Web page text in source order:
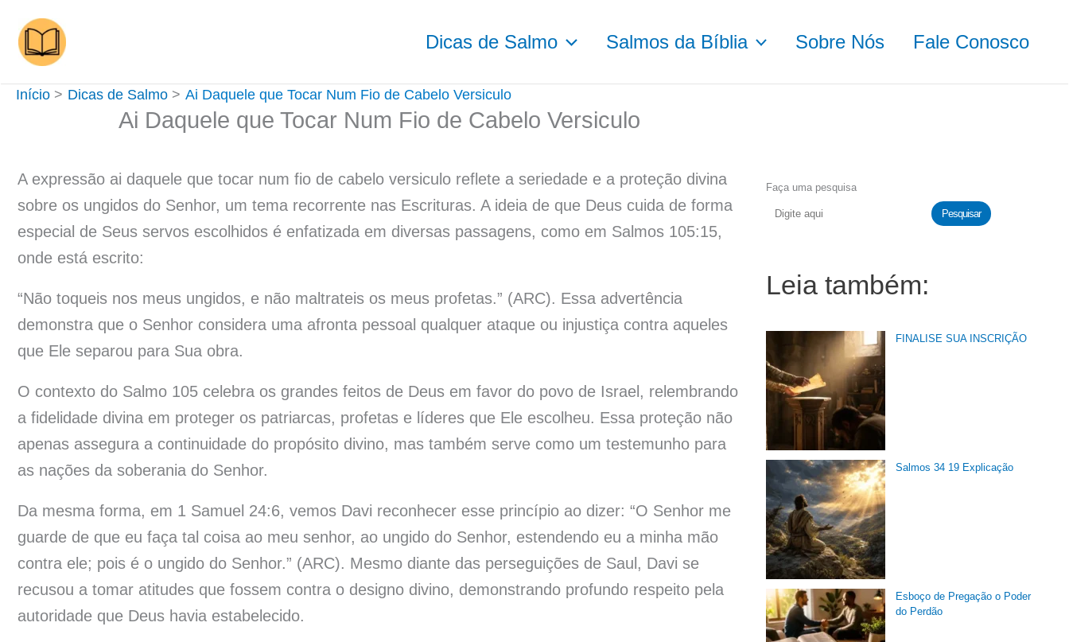
para
conteúdo
Dicas de Salmo Salmos da Bíblia Sobre Nós Fale Conosco
Início Dicas de Salmo Ai Daquele que Tocar Num Fio de Cabelo Versiculo
Ai Daquele que Tocar Num Fio de Cabelo Versiculo
A expressão ai daquele que tocar num fio de cabelo versiculo reflete a seriedade e a proteção divina
sobre os ungidos do Senhor, um tema recorrente nas Escrituras. A ideia de que Deus cuida de forma
especial de Seus servos escolhidos é enfatizada em diversas passagens, como em Salmos 105:15,
onde está escrito:
“Não toqueis nos meus ungidos, e não maltrateis os meus profetas.” (ARC). Essa advertência
demonstra que o Senhor considera uma afronta pessoal qualquer ataque ou injustiça contra aqueles
que Ele separou para Sua obra.
O contexto do Salmo 105 celebra os grandes feitos de Deus em favor do povo de Israel, relembrando
a fidelidade divina em proteger os patriarcas, profetas e líderes que Ele escolheu. Essa proteção não
apenas assegura a continuidade do propósito divino, mas também serve como um testemunho para
as nações da soberania do Senhor.
Da mesma forma, em 1 Samuel 24:6, vemos Davi reconhecer esse princípio ao dizer: “O Senhor me
guarde de que eu faça tal coisa ao meu senhor, ao ungido do Senhor, estendendo eu a minha mão
contra ele; pois é o ungido do Senhor.” (ARC). Mesmo diante das perseguições de Saul, Davi se
recusou a tomar atitudes que fossem contra o designo divino, demonstrando profundo respeito pela
autoridade que Deus havia estabelecido.
Faça uma pesquisa
Pesquisar
Leia também:
FINALISE SUA INSCRIÇÃO
Salmos 34 19 Explicação
Esboço de Pregação o Poder
do Perdão